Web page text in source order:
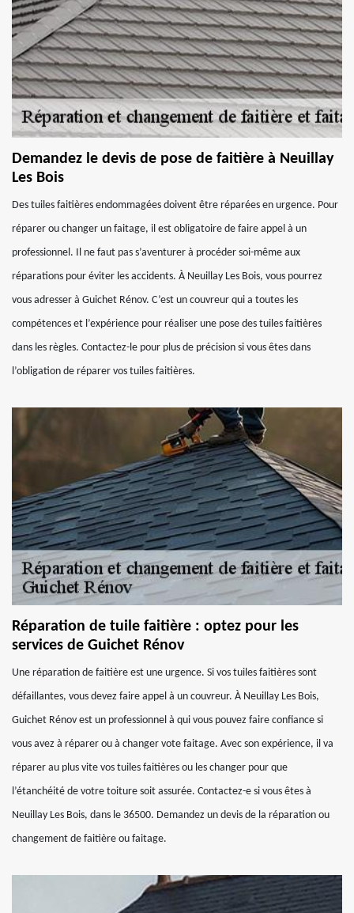
Demandez le devis de pose de faitière à Neuillay
Les Bois
Des tuiles faitières endommagées doivent être réparées en urgence. Pour
réparer ou changer un faitage, il est obligatoire de faire appel à un
professionnel. Il ne faut pas s’aventurer à procéder soi-même aux
réparations pour éviter les accidents. À Neuillay Les Bois, vous pourrez
vous adresser à Guichet Rénov. C’est un couvreur qui a toutes les
compétences et l’expérience pour réaliser une pose des tuiles faitières
dans les règles. Contactez-le pour plus de précision si vous êtes dans
l’obligation de réparer vos tuiles faitières.
Réparation de tuile faitière : optez pour les
services de Guichet Rénov
Une réparation de faitière est une urgence. Si vos tuiles faitières sont
défaillantes, vous devez faire appel à un couvreur. À Neuillay Les Bois,
Guichet Rénov est un professionnel à qui vous pouvez faire confiance si
vous avez à réparer ou à changer vote faitage. Avec son expérience, il va
réparer au plus vite vos tuiles faitières ou les changer pour que
l’étanchéité de votre toiture soit assurée. Contactez-e si vous êtes à
Neuillay Les Bois, dans le 36500. Demandez un devis de la réparation ou
changement de faitière ou faitage.